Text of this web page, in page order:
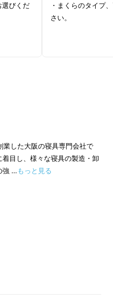
厳選された素材の融
選びくだ
・まくらのタイプ
さい。
した大阪の寝具専門会社で
目し、様々な寝具の製造・卸
強 …もっと見る